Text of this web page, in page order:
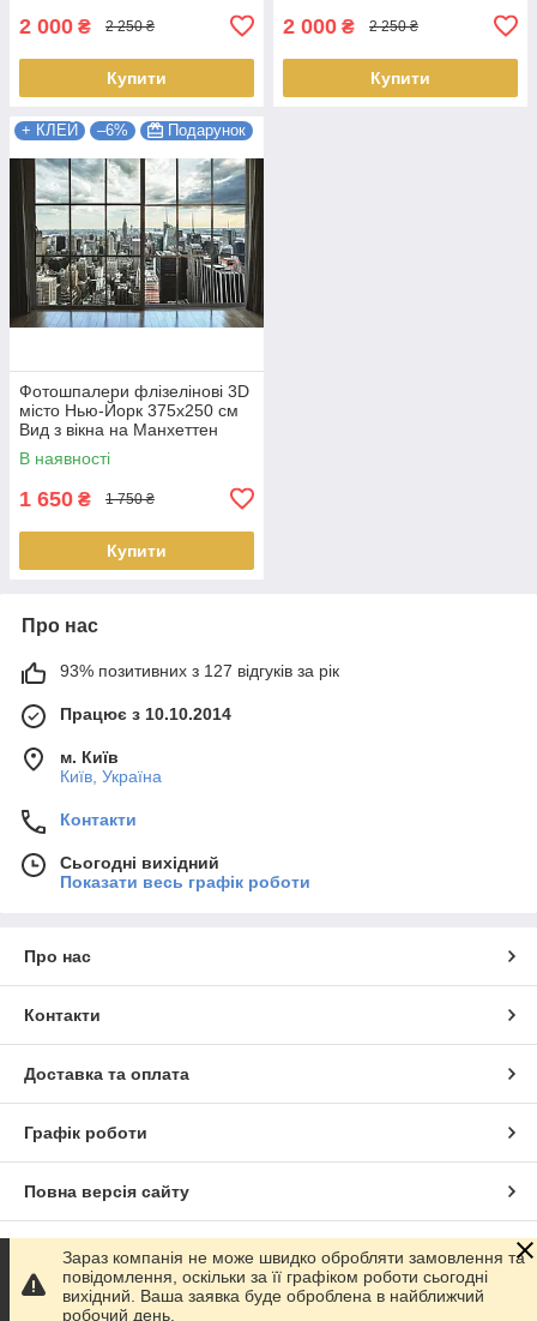
2 000 ₴ 2 250 ₴
Купити
2 000 ₴ 2 250 ₴
Купити
+ КЛЕЙ –6% Подарунок
Фотошпалери флізелінові 3D
місто Нью-Йорк 375х250 см
Вид з вікна на Манхеттен
(MS-5-0009) Найкраща якість
В наявності
1 650 ₴ 1 750 ₴
Купити
Про нас
93% позитивних з 127 відгуків за рік
Працює з 10.10.2014
м. Київ
Київ, Україна
Контакти
Сьогодні вихідний
Показати весь графік роботи
Про нас
Контакти
Доставка та оплата
Графік роботи
Повна версія сайту
Сайт створено на маркетплейсі Prom.ua
Політика конфіденційності
Зараз компанія не може швидко обробляти замовлення та
повідомлення, оскільки за її графіком роботи сьогодні
вихідний. Ваша заявка буде оброблена в найближчий
робочий день.